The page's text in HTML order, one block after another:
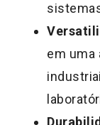
em uma